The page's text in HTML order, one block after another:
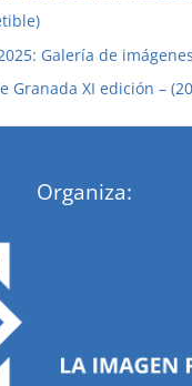
Galería de imágenes
Granada XI edición –
Organiza: